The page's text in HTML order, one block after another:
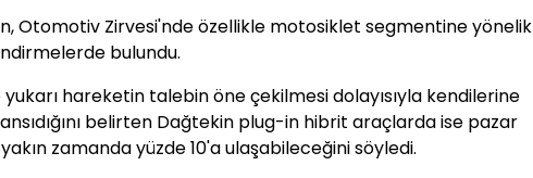
Otomotiv Zirvesi'nde özellikle motosiklet segmentine yönelik
bulundu.
yukarı hareketin talebin öne çekilmesi dolayısıyla kendilerine
belirten Dağtekin plug-in hibrit araçlarda ise pazar
yakın zamanda yüzde 10'a ulaşabileceğini söyledi.